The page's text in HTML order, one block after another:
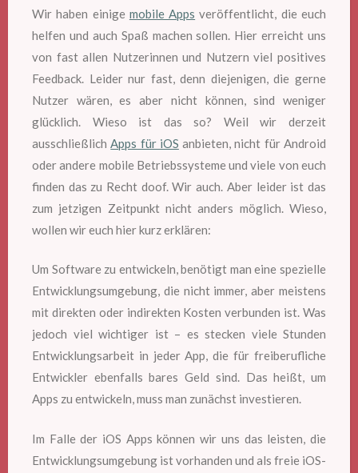
Wir haben einige mobile Apps veröffentlicht, die euch
helfen und auch Spaß machen sollen. Hier erreicht uns
von fast allen Nutzerinnen und Nutzern viel positives
Feedback. Leider nur fast, denn diejenigen, die gerne
Nutzer wären, es aber nicht können, sind weniger
glücklich. Wieso ist das so? Weil wir derzeit
ausschließlichApps für iOS anbieten, nicht für Android
oder andere mobile Betriebssysteme und viele von euch
finden das zu Recht doof. Wir auch. Aber leider ist das
zum jetzigen Zeitpunkt nicht anders möglich. Wieso,
wollen wir euch hier kurz erklären:
Um Software zu entwickeln, benötigt man eine spezielle
Entwicklungsumgebung, die nicht immer, aber meistens
mit direkten oder indirekten Kosten verbunden ist. Was
jedoch viel wichtiger ist – es stecken viele Stunden
Entwicklungsarbeit in jeder App, die für freiberufliche
Entwickler ebenfalls bares Geld sind. Das heißt, um
Apps zu entwickeln, muss man zunächst investieren.
Im Falle der iOS Apps können wir uns das leisten, die
Entwicklungsumgebung ist vorhanden und als freie iOS-